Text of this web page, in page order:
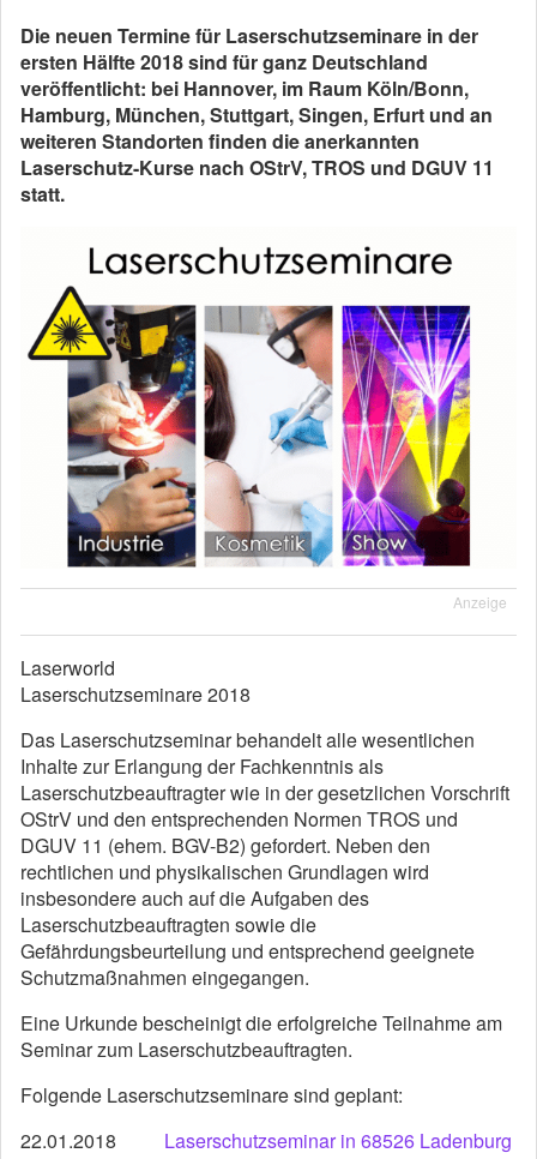
Die neuen Termine für Laserschutzseminare in der
ersten Hälfte 2018 sind für ganz Deutschland
veröffentlicht: bei Hannover, im Raum Köln/Bonn,
Hamburg, München, Stuttgart, Singen, Erfurt und an
weiteren Standorten finden die anerkannten
Laserschutz-Kurse nach OStrV, TROS und DGUV 11
statt.
Anzeige
Laserworld
Laserschutzseminare 2018
Das Laserschutzseminar behandelt alle wesentlichen
Inhalte zur Erlangung der Fachkenntnis als
Laserschutzbeauftragter wie in der gesetzlichen Vorschrift
OStrV und den entsprechenden Normen TROS und
DGUV 11 (ehem. BGV-B2) gefordert. Neben den
rechtlichen und physikalischen Grundlagen wird
insbesondere auch auf die Aufgaben des
Laserschutzbeauftragten sowie die
Gefährdungsbeurteilung und entsprechend geeignete
Schutzmaßnahmen eingegangen.
Eine Urkunde bescheinigt die erfolgreiche Teilnahme am
Seminar zum Laserschutzbeauftragten.
Folgende Laserschutzseminare sind geplant:
22.01.2018 Laserschutzseminar in 68526 Ladenburg